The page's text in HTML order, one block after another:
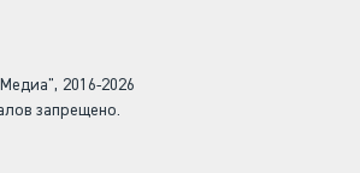
2016-2026
запрещено.